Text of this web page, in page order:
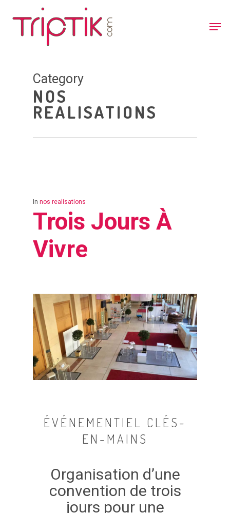
Category
NOS
REALISATIONS
In nos realisations
Trois Jours À
Vivre
ÉVÉNEMENTIEL CLÉS-
EN-MAINS
Organisation d’une
convention de trois
jours pour une